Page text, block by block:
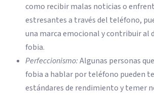
como recibir malas noticias o
estresantes a través del teléfono,
una marca emocional y contribuir al
fobia.
Perfeccionismo:Algunas personas
fobia a hablar por teléfono pueden
estándares de rendimiento y temer